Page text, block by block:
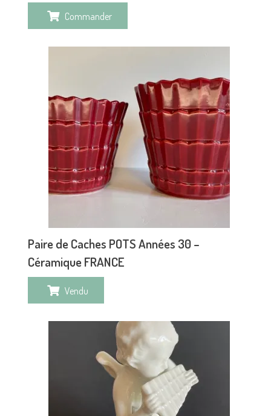
Commander
Paire de Caches POTS Années 30 –
Céramique FRANCE
Vendu